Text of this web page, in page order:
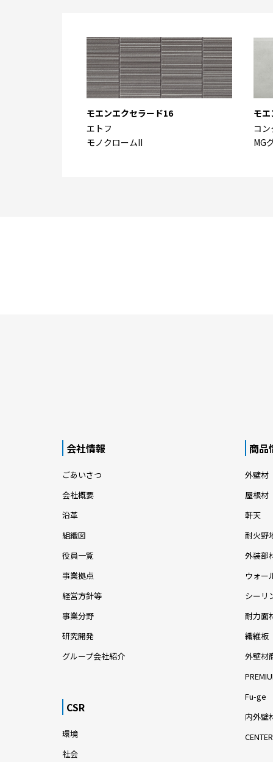
モエンエクセラード16
エトフ
モノクロームII
モ
コ
MG
会社情報
ごあいさつ
会社概要
沿革
組織図
役員一覧
事業拠点
経営方針等
事業分野
研究開発
グループ会社紹介
CSR
環境
社会
商品
外壁材
屋根材
軒天
耐火野
外装部
ウォー
シーリ
耐力面
繊維板
外壁材
Fu-ge
内外壁